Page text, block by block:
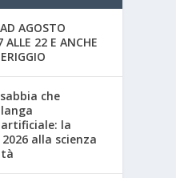
AGOSTO
ALLE 22 E ANCHE
che
la
alla scienza